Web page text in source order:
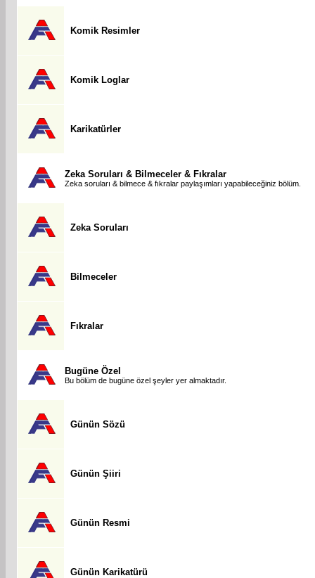
Komik Resimler
Komik Loglar
Karikatürler
Zeka Soruları & Bilmeceler & Fıkralar
Zeka soruları & bilmece & fıkralar paylaşımları yapabileceğiniz bölüm.
Zeka Soruları
Bilmeceler
Fıkralar
Bugüne Özel
Bu bölüm de bugüne özel şeyler yer almaktadır.
Günün Sözü
Günün Şiiri
Günün Resmi
Günün Karikatürü